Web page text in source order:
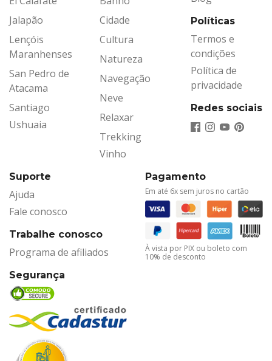
Jalapão
Lençóis
Maranhenses
San Pedro de
Atacama
Santiago
Ushuaia
Cidade
Cultura
Natureza
Navegação
Neve
Relaxar
Trekking
Vinho
Políticas
Termos e
condições
Política de
privacidade
Redes sociais
Suporte
Ajuda
Fale conosco
Trabalhe conosco
Programa de afiliados
Segurança
Pagamento
Em até 6x sem juros no cartão
À vista por PIX ou boleto com
10% de desconto